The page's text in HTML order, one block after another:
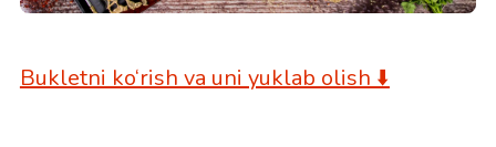
Bukletni ko‘rish va uni yuklab olish ⬇️